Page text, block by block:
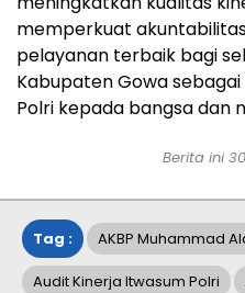
memperkuat
pelayanan terbaik bagi
Kabupaten Gowa
Polri kepada bangsa dan
Berita ini 30
Tag : AKBP Muhammad
Audit Kinerja Itwasum Polri